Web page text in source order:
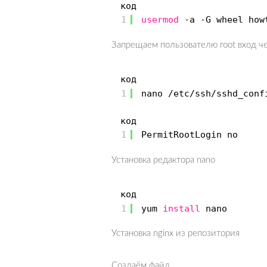
код
1
usermod -a -G wheel
Запрещаем пользователю root вход
код
1
nano /etc/ssh/
код
1
PermitRootLogin no
Установка редактора nano
код
1
yum install nano
Установка nginx из репозитория